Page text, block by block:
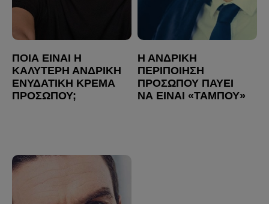
ΠΟΙΑ ΕΊΝΑΙ Η
ΚΑΛΎΤΕΡΗ ΑΝΔΡΙΚΉ
ΕΝΥΔΑΤΙΚΉ ΚΡΈΜΑ
ΠΡΟΣΏΠΟΥ;
Η ΑΝΔΡΙΚΉ
ΠΕΡΙΠΟΊΗΣΗ
ΠΡΟΣΏΠΟΥ ΠΑΎΕΙ
ΝΑ ΕΊΝΑΙ «ΤΑΜΠΟΎ»